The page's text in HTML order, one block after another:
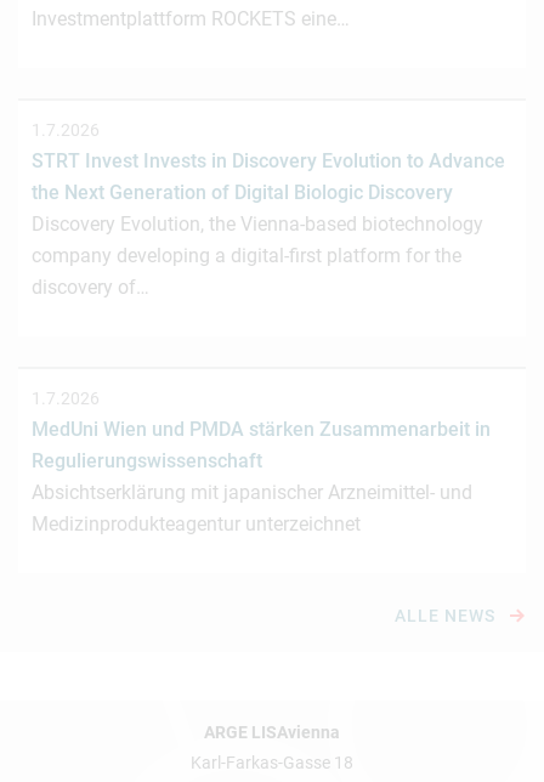
Investmentplattform ROCKETS eine…
1.7.2026
STRT Invest Invests in Discovery Evolution to Advance
the Next Generation of Digital Biologic Discovery
Discovery Evolution, the Vienna-based biotechnology
company developing a digital-first platform for the
discovery of…
1.7.2026
MedUni Wien und PMDA stärken Zusammenarbeit in
Regulierungswissenschaft
Absichtserklärung mit japanischer Arzneimittel- und
Medizinprodukteagentur unterzeichnet
ALLE NEWS
ARGE LISAvienna
Karl-Farkas-Gasse 18